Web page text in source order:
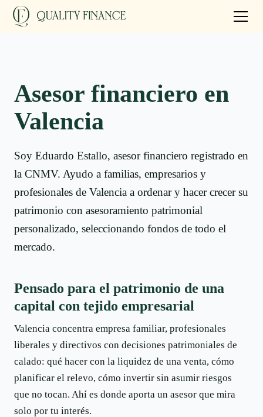
Asesor financiero en
Valencia
Soy Eduardo Estallo, asesor financiero registrado en
la CNMV. Ayudo a familias, empresarios y
profesionales de Valencia a ordenar y hacer crecer su
patrimonio con asesoramiento patrimonial
personalizado, seleccionando fondos de todo el
mercado.
Pensado para el patrimonio de una
capital con tejido empresarial
Valencia concentra empresa familiar, profesionales
liberales y directivos con decisiones patrimoniales de
calado: qué hacer con la liquidez de una venta, cómo
planificar el relevo, cómo invertir sin asumir riesgos
que no tocan. Ahí es donde aporta un asesor que mira
solo por tu interés.